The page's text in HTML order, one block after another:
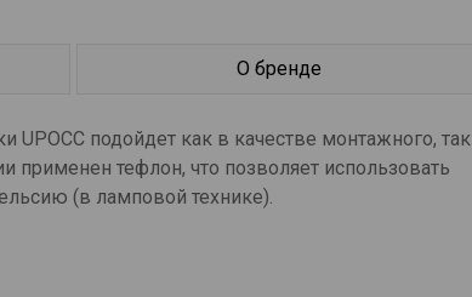
О бренде
подойдет как в качестве монтажного, так
применен тефлон, что позволяет использовать
(в ламповой технике).